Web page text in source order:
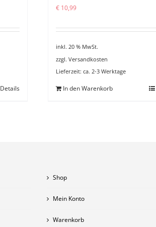
Details
€ 10,99
inkl. 20 % MwSt.
zzgl. Versandkosten
Lieferzeit: ca. 2-3 Werktage
In den Warenkorb
Shop
Mein Konto
Warenkorb